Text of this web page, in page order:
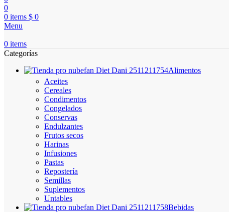
0
0 items $ 0
Menu
0 items
Categorías
Alimentos
Aceites
Cereales
Condimentos
Congelados
Conservas
Endulzantes
Frutos secos
Harinas
Infusiones
Pastas
Repostería
Semillas
Suplementos
Untables
Bebidas